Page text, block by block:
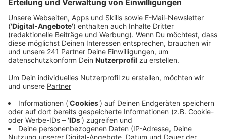
Anzeige
Details und Hintergründe
Laut dem Amtsgericht hat der Leverkusener über